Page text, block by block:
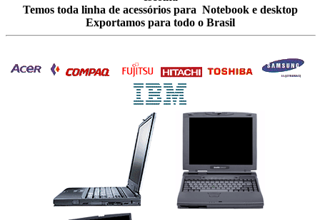
Temos toda linha de acessórios para Notebook e desktop
Exportamos para todo o Brasil